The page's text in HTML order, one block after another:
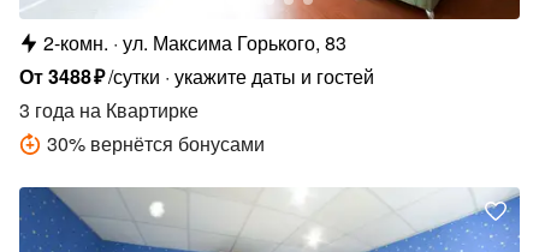
2-комн. ул. Максима Горького, 83
От3488₽/сутки укажите даты и гостей
3 года на Квартирке
30% вернётся бонусами